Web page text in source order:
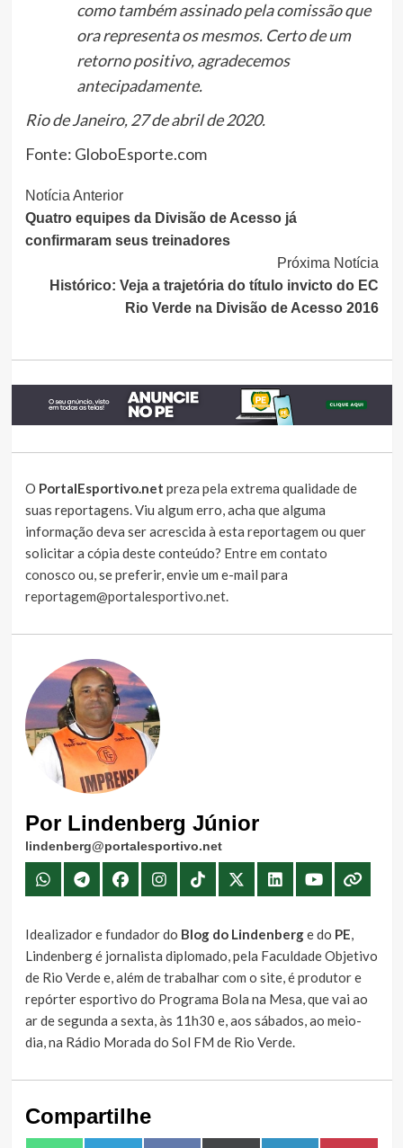
como também assinado pela comissão que
ora representa os mesmos. Certo de um
retorno positivo, agradecemos
antecipadamente.
Rio de Janeiro, 27 de abril de 2020.
Fonte: GloboEsporte.com
Continue
Lendo
Notícia Anterior
Quatro equipes da Divisão de Acesso já
confirmaram seus treinadores
Próxima Notícia
Histórico: Veja a trajetória do título invicto do EC
Rio Verde na Divisão de Acesso 2016
O PortalEsportivo.net preza pela extrema qualidade de
suas reportagens. Viu algum erro, acha que alguma
informação deva ser acrescida à esta reportagem ou quer
solicitar a cópia deste conteúdo? Entre em contato
conosco ou, se preferir, envie um e-mail para
reportagem@portalesportivo.net.
Por Lindenberg Júnior
lindenberg@portalesportivo.net
Idealizador e fundador do Blog do Lindenberge do PE,
Lindenberg é jornalista diplomado, pela Faculdade Objetivo
de Rio Verde e, além de trabalhar com o site, é produtor e
repórter esportivo do Programa Bola na Mesa, que vai ao
ar de segunda a sexta, às 11h30 e, aos sábados, ao meio-
dia, na Rádio Morada do Sol FM de Rio Verde.
Compartilhe